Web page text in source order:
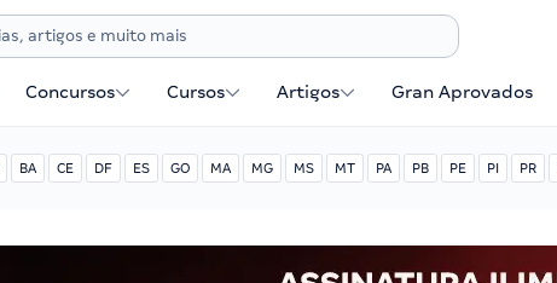
Concursos Cursos Artigos Gran Aprovados
BA CE DF ES GO MA MG MS MT PA PB PE PI PR